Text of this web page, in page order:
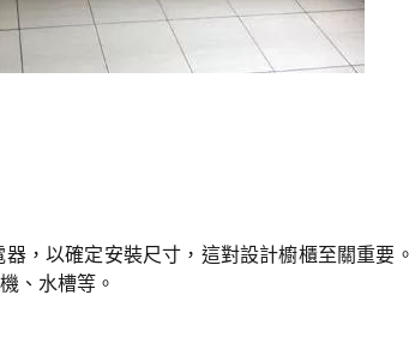
，以確定安裝尺寸，這對設計櫥櫃至關重要。
、水槽等。